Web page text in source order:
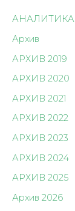
АНАЛИТИКА
Архив
АРХИВ 2019
АРХИВ 2020
АРХИВ 2021
АРХИВ 2022
АРХИВ 2023
АРХИВ 2024
АРХИВ 2025
Архив 2026